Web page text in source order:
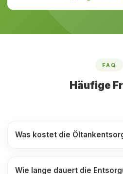
FAQ
Häufige
Was kostet die
Wie lange dauert die